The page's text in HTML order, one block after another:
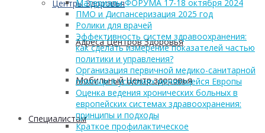
Центры Здоровья
Адреса Центров Здоровья
Мобильный Центр здоровья
Cпециалистам
Материалы ФОРУМА 17-18 октября 2024
ПМО и Диспансеризация 2025 год
Ролики для врачей
Эффективность систем здравоохранения:
как сделать измерение показателей частью
политики и управления?
Организация первичной медико-санитарной
помощи в условиях меняющейся Европы
Оценка ведения хронических больных в
европейских системах здравоохранения:
принципы и подходы
Краткое профилактическое